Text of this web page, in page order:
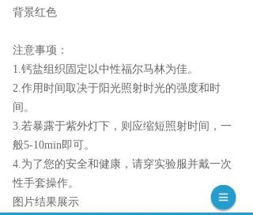
背景红色
注意事项：
1.钙盐组织固定以中性福尔马林为佳。
2.作用时间取决于阳光照射时光的强度和时
间。
3.若暴露于紫外灯下，则应缩短照射时间，一
般5-10min即可。
4.为了您的安全和健康，请穿实验服并戴一次
性手套操作。
图片结果展示